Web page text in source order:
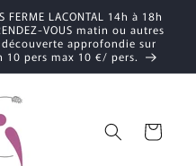
FERME LACONTAL 14h à 18h
VOUS matin ou autres
approfondie sur
pers max 10 €/ pers.
Panier